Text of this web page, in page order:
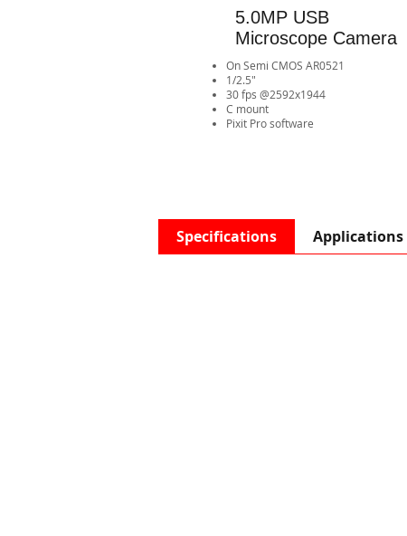
Specifications Applications
5.0MP USB
Microscope Camera
On Semi CMOS AR0521
1/2.5"
30 fps @2592x1944
​C mount​​​​
Pixit Pro software